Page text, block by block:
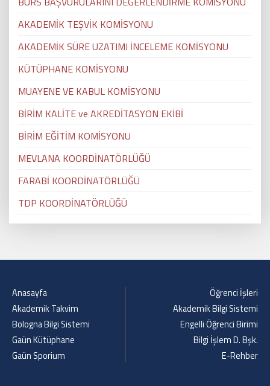
AKADEMİK TEŞVİK KOMİSYONU
AKADEMİK SÜRE UZATIMI İNCELEME KOMİSYONU
KÜTÜPHANE KOMİSYONU
MUAYENE VE KABUL KOMİSYONU
BİRİM KALİTE ve AKREDİTASYON EKİBİ
BİRİM EĞİTİM KOMİSYONU
MEVLANA KOORDİNATÖRLÜĞÜ
FARABİ KOORDİNATÖRLÜĞÜ
TDP KOORDİNATÖRLÜĞÜ
Anasayfa
Akademik Takvim
Bologna Bilgi Sistemi
Gaün Kütüphane
Gaün Sporium
Öğrenci İşleri
Akademik Bilgi Sistemi
Engelli Öğrenci Birimi
Bilgi İşlem D. Bşk.
E-Rehber